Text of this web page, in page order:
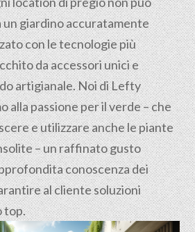
un giardino accuratamente
con le tecnologie più
da accessori unici e
artigianale. Noi di Lefty
alla passione per il verde – che
e utilizzare anche le piante
– un raffinato gusto
conoscenza dei
al cliente soluzioni
top.